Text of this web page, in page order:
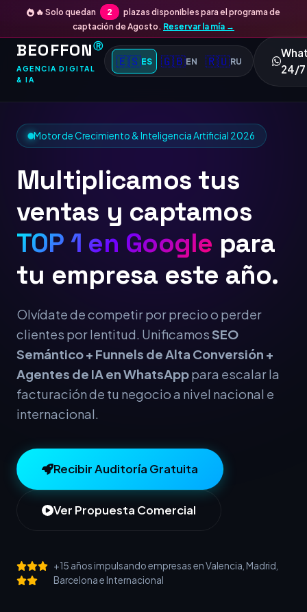
🔥 Solo quedan 2
plazas disponibles para el programa de
captación de Agosto. Reservar la mía →
BEOFFONⓇ
AGENCIA DIGITAL
& IA
🇪🇸ES 🇬🇧EN 🇷🇺RU
24/7
Motor de Crecimiento & Inteligencia Artificial 2026
Multiplicamos tus
ventas y captamos
TOP 1 en Google para
tu empresa este año.
Olvídate de competir por precio o perder
clientes por lentitud. UnificamosSEO
Semántico + Funnels de Alta Conversión +
Agentes de IA en WhatsApppara escalar la
facturación de tu negocio a nivel nacional e
internacional.
Recibir Auditoría Gratuita
Ver Propuesta Comercial
+15 años impulsando empresas en Valencia, Madrid,
Barcelona e Internacional